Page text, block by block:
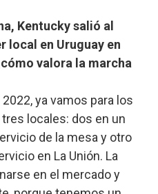
Kentucky salió al
local en Uruguay en
valora la marcha
ya vamos para los
locales: dos en un
de la mesa y otro
en La Unión. La
en el mercado y